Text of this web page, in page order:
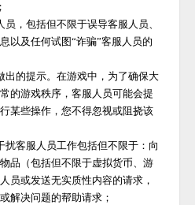
，包括但不限于误导客服人员、
以及任何试图“诈骗”客服人员的
出的提示。在游戏中，为了确保大
的游戏秩序，客服人员可能会提
某些操作，您不得忽视或阻挠该
扰客服人员工作包括但不限于：向
品（包括但不限于虚拟货币、游
员或发送无实质性内容的请求，
解决问题的帮助请求；